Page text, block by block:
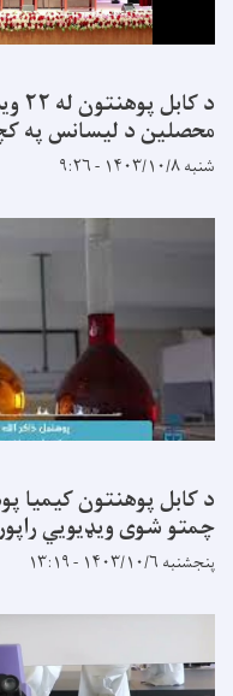
محصلین د لیسانس په
شنبه ۱۴۰۳/۱۰/۸ - ۹:۲۶
د کابل پوهنتون کیمیا
چمتو شوی ویډیویي
پنجشنبه ۱۴۰۳/۱۰/۶ - ۱۳:۱۹